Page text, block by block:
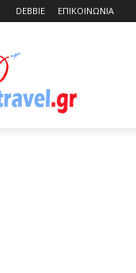
DEBBIE ΕΠΙΚΟΙΝΩΝΙΑ